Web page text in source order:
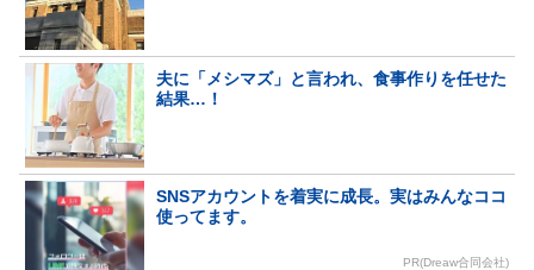
夫に「メシマズ」と言われ、食事作りを任せた
結果…！
SNSアカウントを着実に成長。実はみんなココ
使ってます。
PR(Dreaw合同会社)